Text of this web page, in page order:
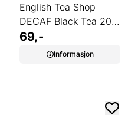
English Tea Shop
DECAF Black Tea 20
poser
69,-
Informasjon